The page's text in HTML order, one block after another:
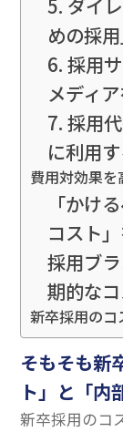
5. ダイ
めの採
6. 採用
メディ
7. 採用
に利用
費用対効果
「かけ
コスト
採用ブ
期的な
新卒採用のコ
そもそも新
ト」と「内
新卒採用のコ